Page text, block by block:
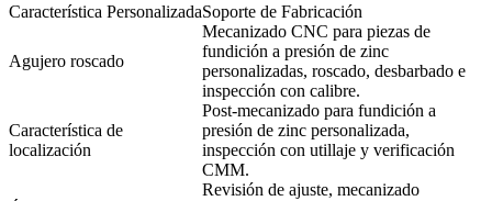
Característica PersonalizadaSoporte de Fabricación
Agujero roscado
Mecanizado CNC para piezas de
fundición a presión de zinc
personalizadas, roscado, desbarbado e
inspección con calibre.
Característica de
localización
Post-mecanizado para fundición a
presión de zinc personalizada,
inspección con utillaje y verificación
CMM.
Revisión de ajuste, mecanizado